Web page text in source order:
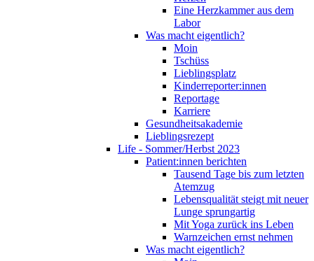
Eine Herzkammer aus dem
Labor
Was macht eigentlich?
Moin
Tschüss
Lieblingsplatz
Kinderreporter:innen
Reportage
Karriere
Gesundheitsakademie
Lieblingsrezept
Life - Sommer/Herbst 2023
Patient:innen berichten
Tausend Tage bis zum letzten
Atemzug
Lebensqualität steigt mit neuer
Lunge sprungartig
Mit Yoga zurück ins Leben
Warnzeichen ernst nehmen
Was macht eigentlich?